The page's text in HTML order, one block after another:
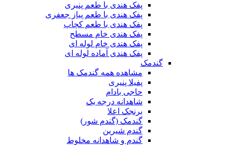
پفک هندی با طعم پنیری
پفک هندی با طعم پیاز جعفری
پفک هندی با طعم کچاپ
پفک هندی خام مسطح
پفک هندی خام لوله ای
پفک هندی آماده لوله ای
گندمک
مشاهده همه گندمک ها
پفیلا پنیری
حاجی بادام
شاهدانه درجه یک
برنجک اعلا
گندمک (گندم شور)
گندم شیرین
گندم و شاهدانه مخلوط